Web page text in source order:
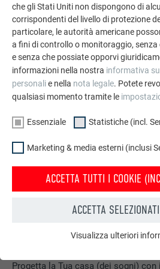
GUARDA ALTRE REFERENZE
Progetta la Tua casa (dei sogni)
che gli Stati Uniti non dispongono di
corrispondenti del livello di protezione
particolare, le autorità americane
a fini di controllo o monitoraggio,
e senza che possiate opporvi
informazioni nella nostra informativa
personalie nella nota legale. Potete
qualsiasi momento tramite le
Essenziale Statistiche (incl.
Marketing & media esterni (inclusi
ACCETTA TUTTI I COOKIE
ACCETTA
funzionamento basilare del sito web.
Visualizza ulteriori